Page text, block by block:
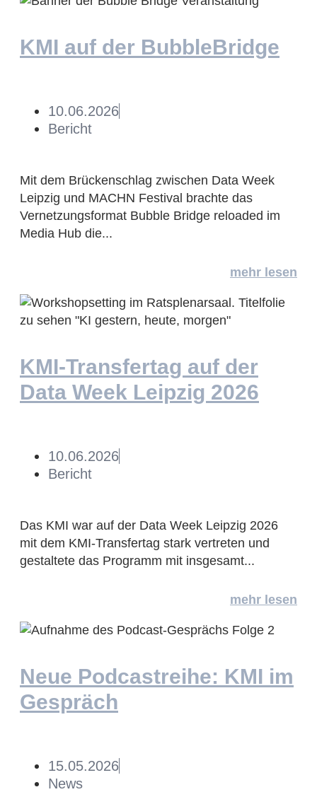
KMI auf der BubbleBridge
10.06.2026
Bericht
Mit dem Brückenschlag zwischen Data Week
Leipzig und MACHN Festival brachte das
Vernetzungsformat Bubble Bridge reloaded im
Media Hub die...
mehr lesen
KMI-Transfertag auf der
Data Week Leipzig 2026
10.06.2026
Bericht
Das KMI war auf der Data Week Leipzig 2026
mit dem KMI-Transfertag stark vertreten und
gestaltete das Programm mit insgesamt...
mehr lesen
Neue Podcastreihe: KMI im
Gespräch
15.05.2026
News